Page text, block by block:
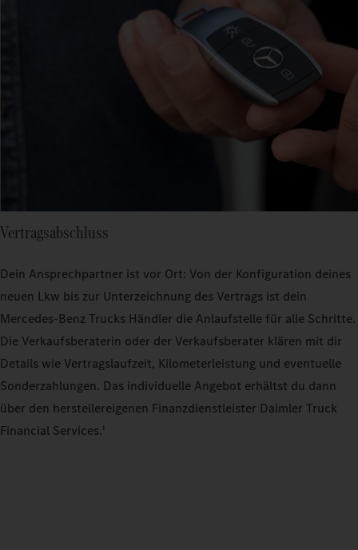
Vertragsabschluss
Dein Ansprechpartner ist vor Ort: Von der Konfiguration deines
neuen Lkw bis zur Unterzeichnung des Vertrags ist dein
Mercedes‑Benz Trucks Händler die Anlaufstelle für alle Schritte.
Die Verkaufsberaterin oder der Verkaufsberater klären mit dir
Details wie Vertragslaufzeit, Kilometerleistung und eventuelle
Sonderzahlungen. Das individuelle Angebot erhältst du dann
über den herstellereigenen Finanzdienstleister Daimler Truck
Financial Services.1